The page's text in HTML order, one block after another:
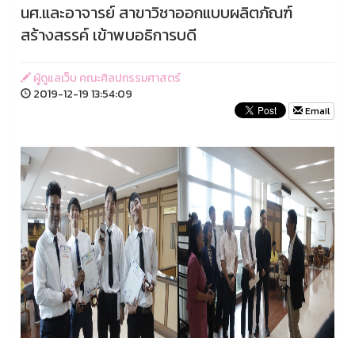
นศ.และอาจารย์ สาขาวิชาออกแบบผลิตภัณฑ์
สร้างสรรค์ เข้าพบอธิการบดี
ผู้ดูแลเว็บ คณะศิลปกรรมศาสตร์
2019-12-19 13:54:09
Email